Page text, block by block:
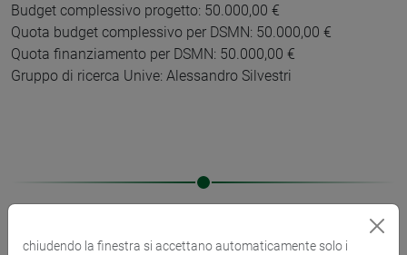
Budget complessivo progetto: 50.000,00 €
Quota budget complessivo per DSMN: 50.000,00 €
Quota finanziamento per DSMN: 50.000,00 €
Gruppo di ricerca Unive: Alessandro Silvestri
Progetti conclusi
chiudendo la finestra si accettano automaticamente solo i